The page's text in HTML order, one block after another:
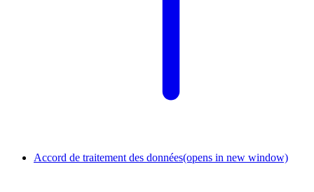
Accord de traitement des données(opens in new window)